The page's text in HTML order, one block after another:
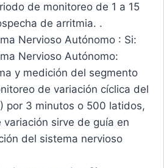
de monitoreo de 1 a 15
de arritmia. .
Nervioso Autónomo : Si:
Nervioso Autónomo:
y medición del segmento
de variación cíclica del
por 3 minutos o 500 latidos,
sirve de guía en
del sistema nervioso